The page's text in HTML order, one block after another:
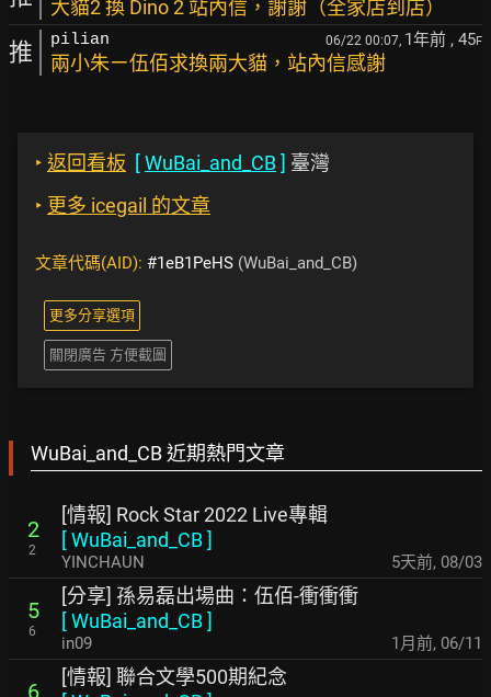
大貓2 換 Dino 2 站內信，謝謝（全家店到店）
推 pilian 06/22 00:07, 1年前 , 45F
兩小朱ㄧ伍佰求換兩大貓，站內信感謝
‣ 返回看板 [WuBai_and_CB] 臺灣
‣ 更多 icegail 的文章
文章代碼(AID): #1eB1PeHS (WuBai_and_CB)
更多分享選項
關閉廣告 方便截圖
WuBai_and_CB 近期熱門文章
2
2
[情報] Rock Star 2022 Live專輯
[WuBai_and_CB]
YINCHAUN 5天前, 08/03
5
6
[分享] 孫易磊出場曲：伍佰-衝衝衝
[WuBai_and_CB]
in09 1月前, 06/11
[情報] 聯合文學500期紀念